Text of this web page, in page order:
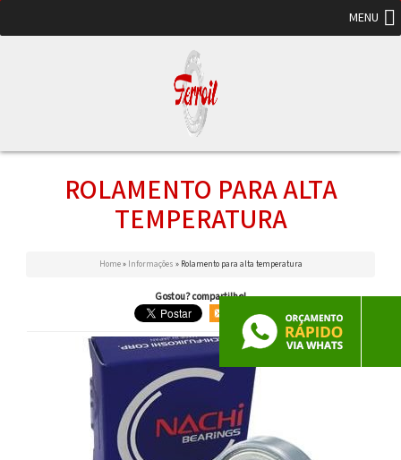
MENU
ROLAMENTO PARA ALTA
TEMPERATURA
Home » Informações » Rolamento para alta temperatura
Gostou? compartilhe!